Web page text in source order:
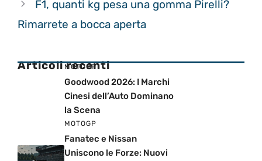
F1, quanti kg pesa una gomma Pirelli?
Rimarrete a bocca aperta
Articoli recenti
MOTOGP
Goodwood 2026: I Marchi
Cinesi dell’Auto Dominano
la Scena
MOTOGP
Fanatec e Nissan
Uniscono le Forze: Nuovi